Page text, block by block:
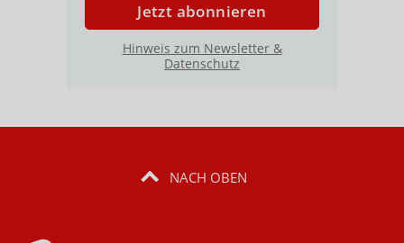
Jetzt abonnieren
Hinweis zum Newsletter &
Datenschutz
NACH OBEN